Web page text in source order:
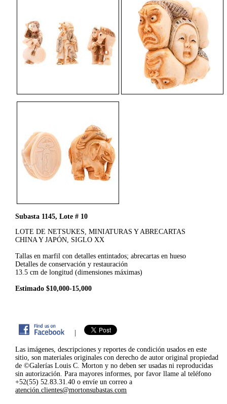
Subasta 1145, Lote # 10
LOTE DE NETSUKES, MINIATURAS Y ABRECARTAS
CHINA Y JAPÓN, SIGLO XX
Tallas en marfil con detalles entintados; abrecartas en hueso
Detalles de conservación y restauración
13.5 cm de longitud (dimensiones máximas)
Estimado $10,000-15,000
|
Las imágenes, descripciones y reportes de condición usados en este
sitio, son materiales originales con derecho de autor original propiedad
de ©Galerías Louis C. Morton y no deben ser usadas ni reproducidas
sin autorización. Para mayores informes, por favor llame al teléfono
+52(55) 52.83.31.40 o envíe un correo a
atención.clientes@mortonsubastas.com